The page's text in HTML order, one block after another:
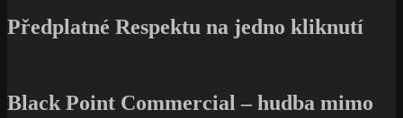
Edward Jackson Henderson) na soupisku elitních světových
jazzmanů. Přízeň fanoušků si vydobyl především nezměrnou vervou